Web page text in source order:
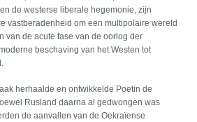
de westerse liberale hegemonie, zijn
vastberadenheid om een multipolaire wereld
van de acute fase van de oorlog der
beschaving van het Westen tot
herhaalde en ontwikkelde Poetin de
Rusland daarna al gedwongen was
de aanvallen van de Oekraïense